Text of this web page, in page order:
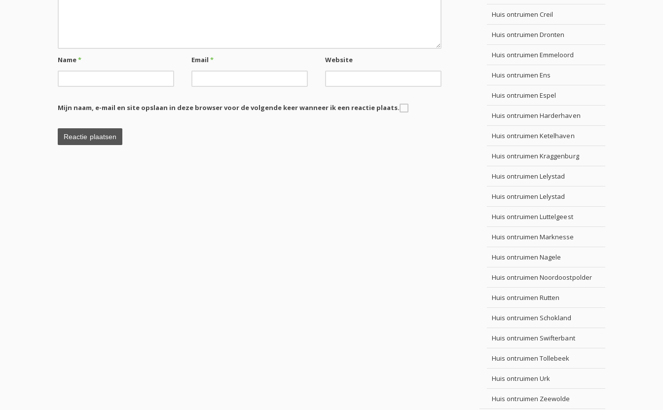
Name* Email* Website
Mijn naam, e-mail en site opslaan in deze browser voor de volgende keer wanneer ik een reactie plaats.
Huis ontruimen Creil
Huis ontruimen Dronten
Huis ontruimen Emmeloord
Huis ontruimen Ens
Huis ontruimen Espel
Huis ontruimen Harderhaven
Huis ontruimen Ketelhaven
Huis ontruimen Kraggenburg
Huis ontruimen Lelystad
Huis ontruimen Lelystad
Huis ontruimen Luttelgeest
Huis ontruimen Marknesse
Huis ontruimen Nagele
Huis ontruimen Noordoostpolder
Huis ontruimen Rutten
Huis ontruimen Schokland
Huis ontruimen Swifterbant
Huis ontruimen Tollebeek
Huis ontruimen Urk
Huis ontruimen Zeewolde